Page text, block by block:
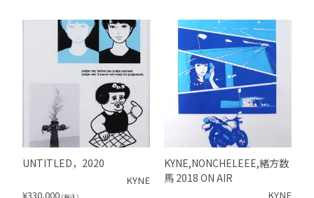
UNTITLED，2020
KYNE
¥330,000 （税込）
KYNE,NONCHELEEE,緒方数
馬 2018 ON AIR
KYNE